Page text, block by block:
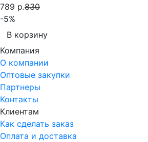
789 р.830
-5%
В корзину
Компания
О компании
Оптовые закупки
Партнеры
Контакты
Клиентам
Как сделать заказ
Оплата и доставка